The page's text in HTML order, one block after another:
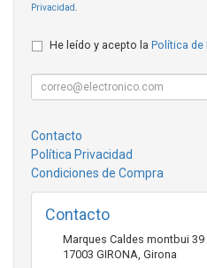
Privacidad
He leído y acepto la Política de
Contacto
Política Privacidad
Condiciones de Compra
Contacto
Marques Caldes montbui
17003 GIRONA Girona